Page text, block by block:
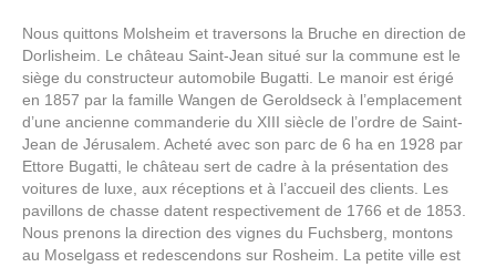
Nous quittons Molsheim et traversons la Bruche en direction de
Dorlisheim. Le château Saint-Jean situé sur la commune est le
siège du constructeur automobile Bugatti. Le manoir est érigé
en 1857 par la famille Wangen de Geroldseck à l’emplacement
d’une ancienne commanderie du XIII siècle de l’ordre de Saint-
Jean de Jérusalem. Acheté avec son parc de 6 ha en 1928 par
Ettore Bugatti, le château sert de cadre à la présentation des
voitures de luxe, aux réceptions et à l’accueil des clients. Les
pavillons de chasse datent respectivement de 1766 et de 1853.
Nous prenons la direction des vignes du Fuchsberg, montons
au Moselgass et redescendons sur Rosheim. La petite ville est